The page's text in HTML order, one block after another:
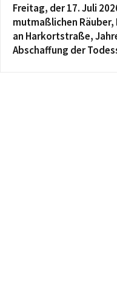
Freitag, der 17. Juli
mutmaßlichen
an Harkortstraße,
Abschaffung der